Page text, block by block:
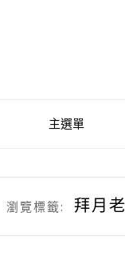
主選單
瀏覽標籤: 拜月老